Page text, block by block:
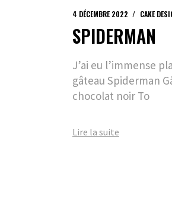
4 DÉCEMBRE 2022 CAKE
SPIDERMAN
J’ai eu l’immense
gâteau Spiderman
chocolat noir To
Lire la suite